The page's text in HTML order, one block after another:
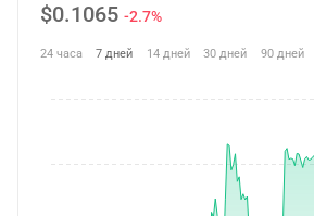
$0.1065 -2.7%
24 часа 7 дней 14 дней 30 дней 90 дней